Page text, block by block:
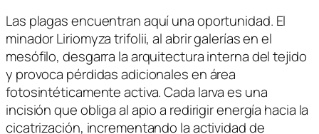
Las plagas encuentran aquí una oportunidad. El
minadorLiriomyza trifolii, al abrir galerías en el
mesófilo, desgarra la arquitectura interna del tejido
y provoca pérdidas adicionales en área
fotosintéticamente activa. Cada larva es una
incisión que obliga al apio a redirigir energía hacia la
cicatrización, incrementando la actividad de